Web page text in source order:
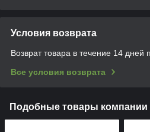
Условия возврата
Возврат товара в течение 14 дней
Все условия возврата
Подобные товары компании